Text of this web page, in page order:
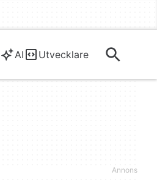
AI Utvecklare